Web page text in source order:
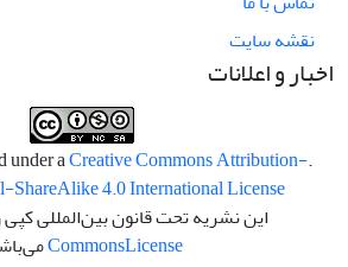
نقشه سایت
اخبار و اعلانات
.This work is licensed under a
Creative Commons Attribution-
4.0 International License
این نشریه تحت قانون بین‌المللی
CommonsLicense